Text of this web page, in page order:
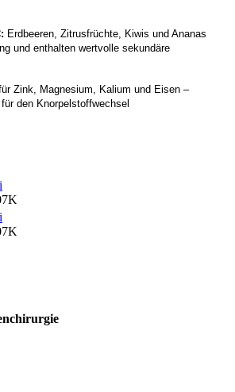
Erdbeeren, Zitrusfrüchte, Kiwis und Ananas
und enthalten wertvolle sekundäre
Zink, Magnesium, Kalium und Eisen –
den Knorpelstoffwechsel